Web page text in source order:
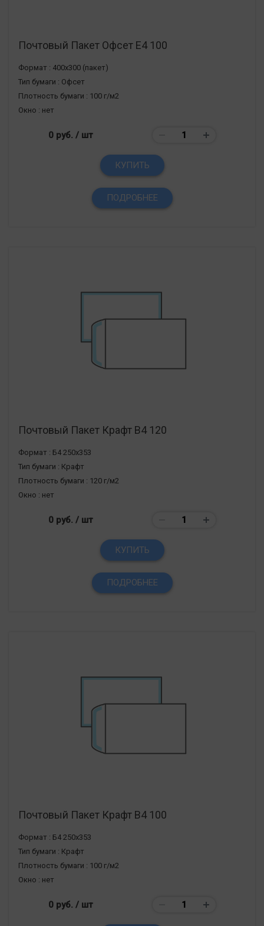
Почтовый Пакет Офсет Е4 100
Формат : 400х300 (пакет)
Тип бумаги : Офсет
Плотность бумаги : 100 г/м2
Окно : нет
0 руб. / шт
КУПИТЬ
ПОДРОБНЕЕ
Почтовый Пакет Крафт В4 120
Формат : Б4 250х353
Тип бумаги : Крафт
Плотность бумаги : 120 г/м2
Окно : нет
0 руб. / шт
КУПИТЬ
ПОДРОБНЕЕ
Почтовый Пакет Крафт В4 100
Формат : Б4 250х353
Тип бумаги : Крафт
Плотность бумаги : 100 г/м2
Окно : нет
0 руб. / шт